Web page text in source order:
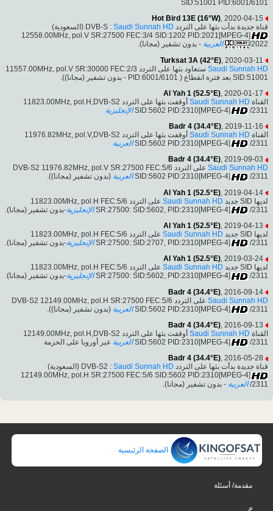
SID:51001 PID:6001/6101
Hot Bird 13E (16°W) , 2020-04-15
قناة جديدة بدأت بثها على التردد DVB-S : Saudi Sunnah HD
(السعودية)
12558.00MHz, pol.V SR:27500 FEC:3/4 SID:1202 PID:2021[MPEG-4]
/2022
العربية - بدون تشفير (مجانا).
Turksat 3A (42°E) , 2020-03-11
Saudi Sunnah HD
ستعاود بثها على التردد 11557.00MHz, pol.V SR:30000 FEC:2/3
SID:51001 بعد فترة انقطاع ( PID:6001/6101 - بدون تشفير (مجانا)).
Al Yah 1 (52.5°E) , 2020-01-17
القناة Saudi Sunnah HD
أوقفت بثها على التردد 11823.00MHz, pol.H,DVB-S2
SID:5602 PID:2310[MPEG-4]
/2311
الإنجليزية
Badr 4 (34.4°E), 2019-11-16
القناة Saudi Sunnah HD
أوقفت بثها على التردد 11976.82MHz, pol.V,DVB-S2
SID:5602 PID:2310[MPEG-4]
/2311
العربية
Badr 4 (34.4°E), 2019-09-03
Saudi Sunnah HD
على التردد DVB-S2 11976.82MHz, pol.V SR:27500 FEC:5/6
SID:5602 PID:2310[MPEG-4]
/2311 العربية (بدون تشفير (مجانا)).
Al Yah 1 (52.5°E) , 2019-04-14
لديها SID جديد
Saudi Sunnah HD
على التردد 11823.00MHz, pol.H FEC:5/6
SR:27500: SID:5602, PID:2310[MPEG-4]
/2311 الإنجليزية-بدون تشفير (مجانا).
Al Yah 1 (52.5°E), 2019-04-13
لديها SID جديد
Saudi Sunnah HD
على التردد 11823.00MHz, pol.H FEC:5/6
SR:27500: SID:2707, PID:2310[MPEG-4]
/2311 الإنجليزية-بدون تشفير (مجانا).
Al Yah 1 (52.5°E), 2019-03-24
لديها SID جديد
Saudi Sunnah HD
على التردد 11823.00MHz, pol.H FEC:5/6
SR:27500: SID:5602, PID:2310[MPEG-4]
/2311 الإنجليزية-بدون تشفير (مجانا).
Badr 4 (34.4°E) , 2016-09-14
Saudi Sunnah HD
على التردد DVB-S2 12149.00MHz, pol.H SR:27500 FEC:5/6
SID:5602 PID:2310[MPEG-4]
/2311 العربية (بدون تشفير (مجانا)).
Badr 4 (34.4°E), 2016-09-13
القناة Saudi Sunnah HD
أوقفت بثها على التردد 12149.00MHz, pol.H,DVB-S2
SID:5602 PID:2310[MPEG-4]
/2311 العربية عبر أوروبا على الحزمة
Badr 4 (34.4°E), 2016-05-28
قناة جديدة بدأت بثها على التردد DVB-S2 : Saudi Sunnah HD
(السعودية)
12149.00MHz, pol.H SR:27500 FEC:5/6 SID:5602 PID:2310[MPEG-4]
/2311 العربية - بدون تشفير (مجانا).
الصفحة الرئيسية
مقدمة/ أسئلة